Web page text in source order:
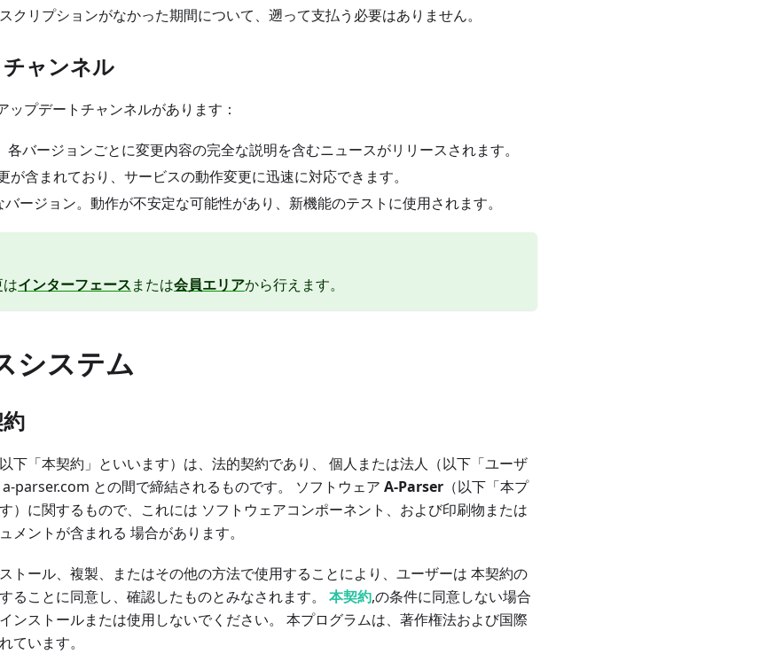
クリプションがなかった期間について、遡って支払う必要はありません。
ャンネル
ップデートチャンネルがあります：
各バージョンごとに変更内容の完全な説明を含むニュースがリリースされます。
が含まれており、サービスの動作変更に迅速に対応できます。
バージョン。動作が不安定な可能性があり、新機能のテストに使用されます。
インターフェースまたは会員エリアから行えます。
システム
以下「本契約」といいます）は、法的契約であり、 個人または法人（以下「ユーザ
parser.com との間で締結されるものです。 ソフトウェア A-Parser （以下「本プ
）に関するもので、これには ソフトウェアコンポーネント、および印刷物または
メントが含まれる 場合があります。
トール、複製、またはその他の方法で使用することにより、ユーザーは 本契約の
ることに同意し、確認したものとみなされます。 本契約,の条件に同意しない場合
ンストールまたは使用しないでください。 本プログラムは、著作権法および国際
ています。